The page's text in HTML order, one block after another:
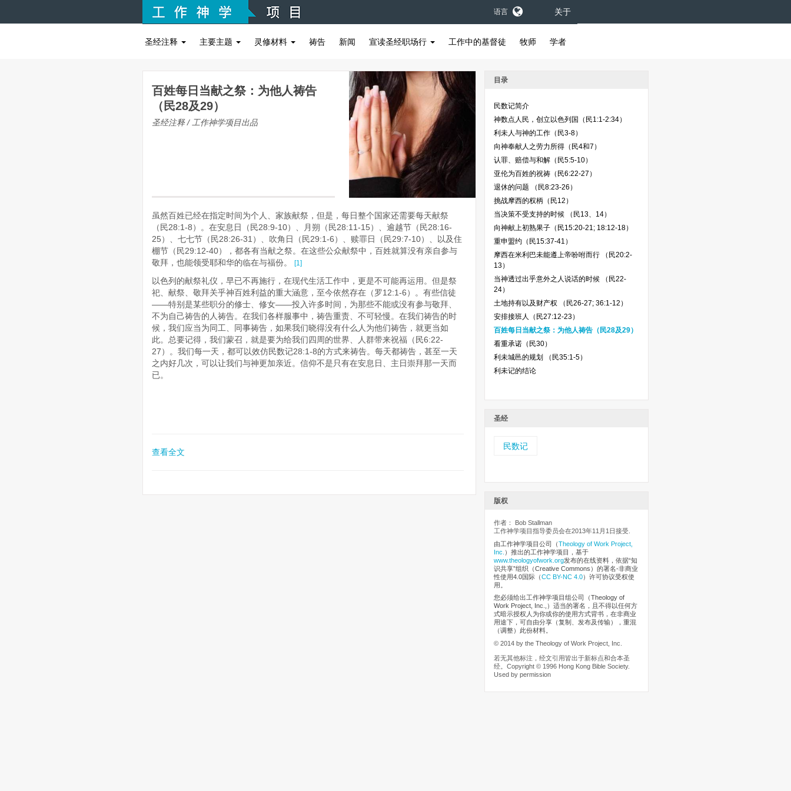
语言 关于
圣经注释 主要主题 灵修材料 祷告 新闻 宣读圣经职场行 工作中的基督徒 牧师 学者
百姓每日当献之祭：为他人祷告
（民28及29）
圣经注释 / 工作神学项目出品
虽然百姓已经在指定时间为个人、家族献祭，但是，每日整个国家还需要每天献祭
（民28:1-8）。在安息日（民28:9-10）、月朔（民28:11-15）、逾越节（民28:16-
25）、七七节（民28:26-31）、吹角日（民29:1-6）、赎罪日（民29:7-10）、以及住
棚节（民29:12-40），都各有当献之祭。在这些公众献祭中，百姓就算没有亲自参与
敬拜，也能领受耶和华的临在与福份。
[1]
以色列的献祭礼仪，早已不再施行，在现代生活工作中，更是不可能再运用。但是祭
祀、献祭、敬拜关乎神百姓利益的重大涵意，至今依然存在（罗12:1-6）。有些信徒
——特别是某些职分的修士、修女——投入许多时间，为那些不能或没有参与敬拜、
不为自己祷告的人祷告。在我们各样服事中，祷告重责、不可轻慢。在我们祷告的时
候，我们应当为同工、同事祷告，如果我们晓得没有什么人为他们祷告，就更当如
此。总要记得，我们蒙召，就是要为给我们四周的世界、人群带来祝福（民6:22-
27）。我们每一天，都可以效仿民数记28:1-8的方式来祷告。每天都祷告，甚至一天
之内好几次，可以让我们与神更加亲近。信仰不是只有在安息日、主日崇拜那一天而
已。
查看全文
目录
民数记简介
神数点人民，创立以色列国（民1:1-2:34）
利未人与神的工作（民3-8）
向神奉献人之劳力所得（民4和7）
认罪、赔偿与和解（民5:5-10）
亚伦为百姓的祝祷（民6:22-27）
退休的问题 （民8:23-26）
挑战摩西的权柄（民12）
当决策不受支持的时候 （民13、14）
向神献上初熟果子（民15:20-21; 18:12-18）
重申盟约（民15:37-41）
摩西在米利巴未能遵上帝吩咐而行 （民20:2-
13）
当神透过出乎意外之人说话的时候 （民22-
24）
土地持有以及财产权 （民26-27; 36:1-12）
安排接班人（民27:12-23）
百姓每日当献之祭：为他人祷告（民28及29）
看重承诺（民30）
利未城邑的规划 （民35:1-5）
利未记的结论
圣经
民数记
版权
作者： Bob Stallman
工作神学项目指导委员会在2013年11月1日接受.
由工作神学项目公司
（Theology of Work Project,
Inc. ）推出的工作神学项目，基于
www.theologyofwork.org发布的在线资料，依据“知
识共享”组织（Creative Commons）的署名-非商业
性使用4.0国际（CC BY-NC 4.0）许可协议受权使
用。
您必须给出工作神学项目组公司（Theology of
Work Project, Inc.,）适当的署名，且不得以任何方
式暗示授权人为你或你的使用方式背书，在非商业
用途下，可自由分享（复制、发布及传输），重混
（调整）此份材料。
© 2014 by the Theology of Work Project, Inc.
若无其他标注，经文引用皆出于新标点和合本圣
经。Copyright © 1996 Hong Kong Bible Society.
Used by permission